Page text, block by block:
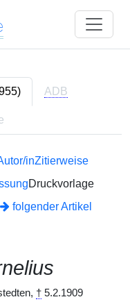
ADB
inZitierweise
Druckvorlage
folgender Artikel
† 5.2.1909